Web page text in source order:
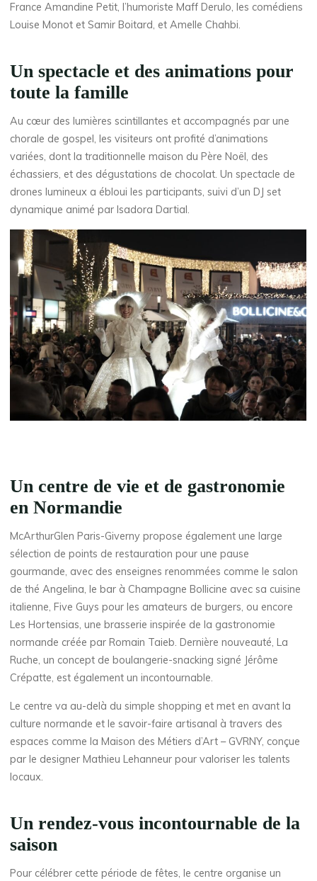
France Amandine Petit, l’humoriste Maff Derulo, les comédiens
Louise Monot et Samir Boitard, et Amelle Chahbi.
Un spectacle et des animations pour
toute la famille
Au cœur des lumières scintillantes et accompagnés par une
chorale de gospel, les visiteurs ont profité d’animations
variées, dont la traditionnelle maison du Père Noël, des
échassiers, et des dégustations de chocolat. Un spectacle de
drones lumineux a ébloui les participants, suivi d’un DJ set
dynamique animé par Isadora Dartial.
Un centre de vie et de gastronomie
en Normandie
McArthurGlen Paris-Giverny propose également une large
sélection de points de restauration pour une pause
gourmande, avec des enseignes renommées comme le salon
de thé Angelina, le bar à Champagne Bollicine avec sa cuisine
italienne, Five Guys pour les amateurs de burgers, ou encore
Les Hortensias, une brasserie inspirée de la gastronomie
normande créée par Romain Taieb. Dernière nouveauté, La
Ruche, un concept de boulangerie-snacking signé Jérôme
Crépatte, est également un incontournable.
Le centre va au-delà du simple shopping et met en avant la
culture normande et le savoir-faire artisanal à travers des
espaces comme la Maison des Métiers d’Art – GVRNY, conçue
par le designer Mathieu Lehanneur pour valoriser les talents
locaux.
Un rendez-vous incontournable de la
saison
Pour célébrer cette période de fêtes, le centre organise un